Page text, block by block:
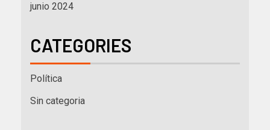
junio 2024
CATEGORIES
Política
Sin categoria